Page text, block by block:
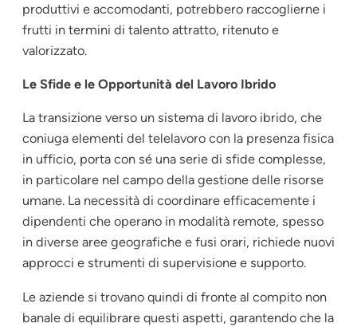
produttivi e accomodanti, potrebbero raccoglierne i
frutti in termini di talento attratto, ritenuto e
valorizzato.
Le Sfide e le Opportunità del Lavoro Ibrido
La transizione verso un sistema di lavoro ibrido, che
coniuga elementi del telelavoro con la presenza fisica
in ufficio, porta con sé una serie di sfide complesse,
in particolare nel campo della gestione delle risorse
umane. La necessità di coordinare efficacemente i
dipendenti che operano in modalità remote, spesso
in diverse aree geografiche e fusi orari, richiede nuovi
approcci e strumenti di supervisione e supporto.
Le aziende si trovano quindi di fronte al compito non
banale di equilibrare questi aspetti, garantendo che la